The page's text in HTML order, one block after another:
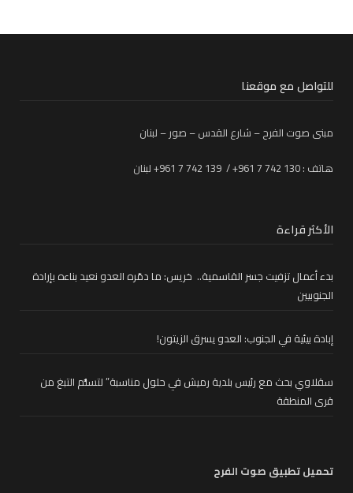
للتواصل مع موقعنا
مبنى صوت الفرح – شارع القدس – صور – لبنان
هاتف : 130 742 7 961+ / 139 742 7 961+ لبنان
الأكثر قراءة
بدء أعمال تزفيت جسر القاسمية.. خريس: ما دمّره العدو نعيد بناءه بإرادة
الجنوبيين
إبادة بيئية في الجنوب: العدو يسرق الزيتون!
سقلاوي بحث مع رئيس بلدية رميش في حلول مناسبة” لتسلُّم التبغ من
قرى المنطقة
تحميل تطبيق صوت الفرح